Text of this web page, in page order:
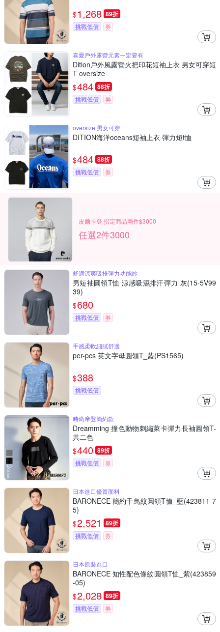
$1,268 89折
挑戰低價 券
喜愛戶外露營元素一定要有
Dition戶外風露營火把印花短袖上衣 男女可穿短
T oversize
$484 88折
挑戰低價 券
oversize 男女可穿
DITION海洋oceans短袖上衣 彈力短t恤
$484 88折
挑戰低價 券
皮爾卡登 指定商品兩件$3000
任選2件3000
舒適涼爽吸排彈力功能紗
男短袖圓領T恤 涼感吸濕排汗彈力 灰(15-5V99
39)
$680
挑戰低價 券
手感柔軟細膩舒適
per-pcs 英文字母圓領T_藍(PS1565)
$388
挑戰低價
時尚摩登簡約款
Dreamming 撞色動物刺繡萊卡彈力長袖圓領T-
共二色
$440 89折
挑戰低價 券
日本進口優質面料
BARONECE 簡約千鳥紋圓領T恤_藍(423811-7
5)
$2,521 89折
挑戰低價 券
日本原裝進口
BARONECE 知性配色條紋圓領T恤_紫(423859
-05)
$2,028 89折
挑戰低價 券